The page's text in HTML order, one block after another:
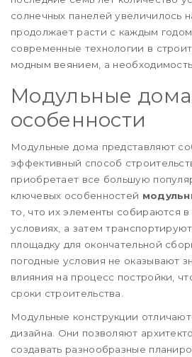
солнечных панелей увеличилось
продолжает расти с каждым
современные технологии в
модным веянием, а
Модульные
особенности
Модульные дома представляют
эффективный способ
приобретает все большую
ключевых особенностей
то, что их элементы собираются в
условиях, а затем
площадку для окончательной
погодные условия не оказывают
влияния на процесс постройки,
сроки строительства.
Модульные конструкции
дизайна. Они позволяют
создавать разнообразные